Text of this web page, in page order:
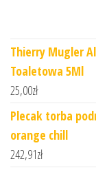
Thierry Mugler
Toaletowa 5Ml
25,00zł
Plecak torba
orange chill
242,91zł